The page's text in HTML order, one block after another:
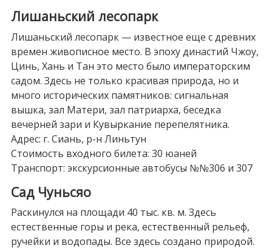
Лишаньский лесопарк
Лишаньский лесопарк — известное еще с древних
времен живописное место. В эпоху династий Чжоу,
Цинь, Хань и Тан это место было императорским
садом. Здесь не только красивая природа, но и
много исторических памятников: сигнальная
вышка, зал Матери, зал патриарха, беседка
вечерней зари и Кувыркание перепелятника.
Адрес: г. Сиань, р-н Линьтун
Стоимость входного билета: 30 юаней
Транспорт: экскурсионные автобусы №№306 и 307
Сад Чуньсяо
Раскинулся на площади 40 тыс. кв. м. Здесь
естественные горы и река, естественный рельеф,
ручейки и водопады. Все здесь создано природой.